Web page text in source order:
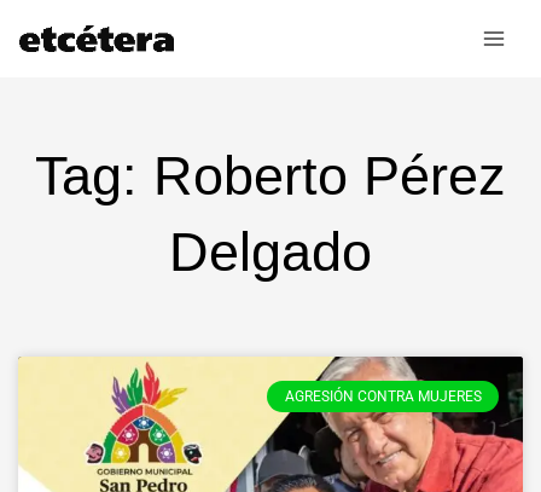
Tag: Roberto Pérez
Delgado
AGRESIÓN CONTRA MUJERES